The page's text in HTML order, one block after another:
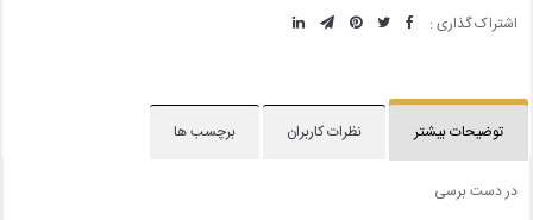
اشتراک گذاری :
توضیحات بیشتر نظرات کاربران برچسب ها
در دست برسی